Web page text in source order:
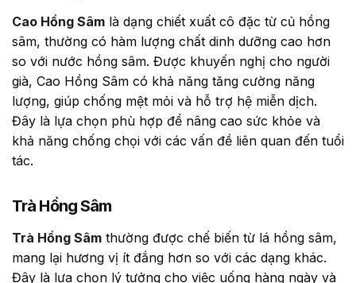
Cao Hồng Sâm là dạng chiết xuất cô đặc từ củ hồng
sâm, thường có hàm lượng chất dinh dưỡng cao hơn
so với nước hồng sâm. Được khuyến nghị cho người
già, Cao Hồng Sâm có khả năng tăng cường năng
lượng, giúp chống mệt mỏi và hỗ trợ hệ miễn dịch.
Đây là lựa chọn phù hợp để nâng cao sức khỏe và
khả năng chống chọi với các vấn đề liên quan đến tuổi
tác.
Trà Hồng Sâm
Trà Hồng Sâm thường được chế biến từ lá hồng sâm,
mang lại hương vị ít đắng hơn so với các dạng khác.
Đây là lựa chọn lý tưởng cho việc uống hàng ngày và